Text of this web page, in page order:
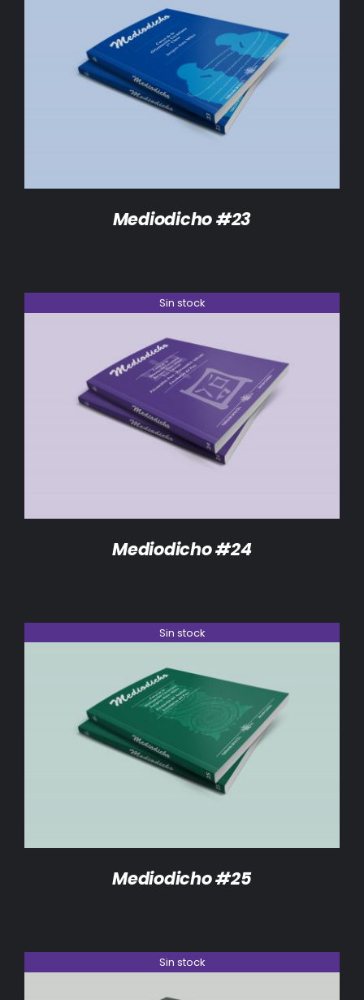
DETALLES
Mediodicho #23
Sin stock
DETALLES
Mediodicho #24
Sin stock
DETALLES
Mediodicho #25
Sin stock